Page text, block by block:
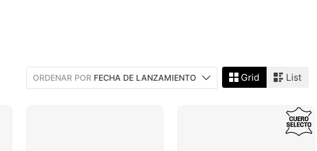
ORDENAR POR FECHA DE LANZAMIENTO Grid List